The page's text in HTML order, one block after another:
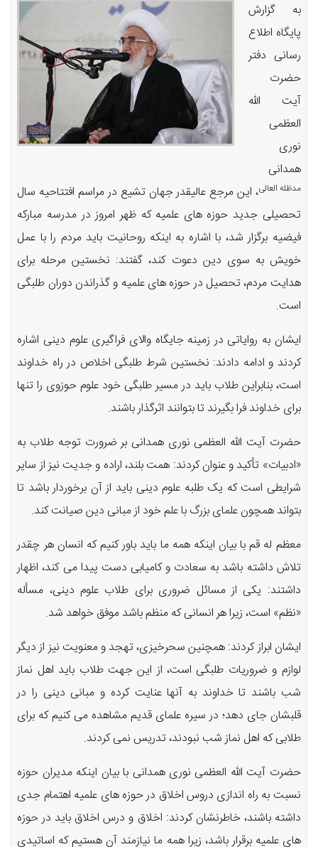
به گزارش
پایگاه اطلاع
رسانی دفتر
حضرت
آیت الله
العظمی
نوری
همدانی
مدظله العالی، این مرجع عالیقدر جهان تشیع در مراسم افتتاحیه سال
تحصیلی جدید حوزه های علمیه که ظهر امروز در مدرسه مبارکه
فیضیه برگزار شد، با اشاره به اینکه روحانیت باید مردم را با عمل
خویش به سوی دین دعوت کند، گفتند: نخستین مرحله برای
هدایت مردم، تحصیل در حوزه های علمیه و گذراندن دوران طلبگی
است.
ایشان به روایاتی در زمینه جایگاه والای فراگیری علوم دینی اشاره
کردند و ادامه دادند: نخستین شرط طلبگی اخلاص در راه خداوند
است، بنابراین طلاب باید در مسیر طلبگی خود علوم حوزوی را تنها
برای خداوند فرا بگیرند تا بتوانند اثرگذار باشند.
حضرت آیت الله العظمی نوری همدانی بر ضرورت توجه طلاب به
«ادبیات» تأکید و عنوان کردند: همت بلند، اراده و جدیت نیز از سایر
شرایطی است که یک طلبه علوم دینی باید از آن برخوردار باشد تا
بتواند همچون علمای بزرگ با علم خود از مبانی دین صیانت کند.
معظم له قم با بیان اینکه همه ما باید باور کنیم که انسان هر چقدر
تلاش داشته باشد به سعادت و کامیابی دست پیدا می کند، اظهار
داشتند: یکی از مسائل ضروری برای طلاب علوم دینی، مسأله
«نظم» است، زیرا هر انسانی که منظم باشد موفق خواهد شد.
ایشان ابراز کردند: همچنین سحرخیزی، تهجد و معنویت نیز از دیگر
لوازم و ضروریات طلبگی است، از این جهت طلاب باید اهل نماز
شب باشند تا خداوند به آنها عنایت کرده و مبانی دینی را در
قلبشان جای دهد؛ در سیره علمای قدیم مشاهده می کنیم که برای
طلابی که اهل نماز شب نبودند، تدریس نمی کردند.
حضرت آیت الله العظمی نوری همدانی با بیان اینکه مدیران حوزه
نسبت به راه اندازی دروس اخلاق در حوزه های علمیه اهتمام جدی
داشته باشند، خاطرنشان کردند: اخلاق و درس اخلاق باید در حوزه
های علمیه برقرار باشد، زیرا همه ما نیازمند آن هستیم که اساتیدی